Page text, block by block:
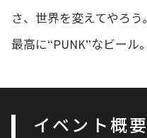
さ、世界を変えてやろう。
最高に“PUNK”なビール。
イベント概要